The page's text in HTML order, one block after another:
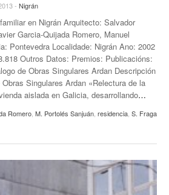
- Nigrán
en Nigrán Arquitecto: Salvador
Garcia-Quijada Romero, Manuel
Pontevedra Localidade: Nigrán Ano: 2002
Outros Datos: Premios: Publicacións:
de Obras Singulares Ardan Descripción
Singulares Ardan «Relectura de la
aislada en Galicia, desarrollando…
Romero M. Portolés Sanjuán residencia S. Fraga